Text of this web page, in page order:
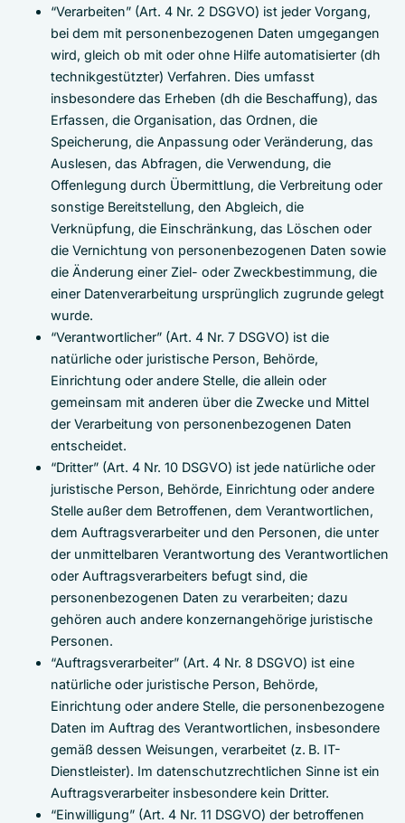
“Verarbeiten” (Art. 4 Nr. 2 DSGVO) ist jeder Vorgang,
bei dem mit personenbezogenen Daten umgegangen
wird, gleich ob mit oder ohne Hilfe automatisierter (dh
technikgestützter) Verfahren. Dies umfasst
insbesondere das Erheben (dh die Beschaffung), das
Erfassen, die Organisation, das Ordnen, die
Speicherung, die Anpassung oder Veränderung, das
Auslesen, das Abfragen, die Verwendung, die
Offenlegung durch Übermittlung, die Verbreitung oder
sonstige Bereitstellung, den Abgleich, die
Verknüpfung, die Einschränkung, das Löschen oder
die Vernichtung von personenbezogenen Daten sowie
die Änderung einer Ziel- oder Zweckbestimmung, die
einer Datenverarbeitung ursprünglich zugrunde gelegt
wurde.
“Verantwortlicher” (Art. 4 Nr. 7 DSGVO) ist die
natürliche oder juristische Person, Behörde,
Einrichtung oder andere Stelle, die allein oder
gemeinsam mit anderen über die Zwecke und Mittel
der Verarbeitung von personenbezogenen Daten
entscheidet.
“Dritter” (Art. 4 Nr. 10 DSGVO) ist jede natürliche oder
juristische Person, Behörde, Einrichtung oder andere
Stelle außer dem Betroffenen, dem Verantwortlichen,
dem Auftragsverarbeiter und den Personen, die unter
der unmittelbaren Verantwortung des Verantwortlichen
oder Auftragsverarbeiters befugt sind, die
personenbezogenen Daten zu verarbeiten; dazu
gehören auch andere konzernangehörige juristische
Personen.
“Auftragsverarbeiter” (Art. 4 Nr. 8 DSGVO) ist eine
natürliche oder juristische Person, Behörde,
Einrichtung oder andere Stelle, die personenbezogene
Daten im Auftrag des Verantwortlichen, insbesondere
gemäß dessen Weisungen, verarbeitet (z. B. IT-
Dienstleister). Im datenschutzrechtlichen Sinne ist ein
Auftragsverarbeiter insbesondere kein Dritter.
“Einwilligung” (Art. 4 Nr. 11 DSGVO) der betroffenen